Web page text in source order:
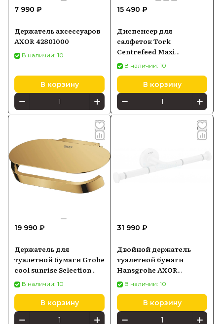
7 990 ₽
Держатель аксессуаров
AXOR 42801000
В наличии: 10
В корзину
15 490 ₽
Диспенсер для
салфеток Tork
Centrefeed Maxi
Performance с
центральной подачей
В наличии: 10
В корзину
19 990 ₽
Держатель для
туалетной бумаги Grohe
cool sunrise Selection
41069GL0
В наличии: 10
В корзину
31 990 ₽
Двойной держатель
туалетной бумаги
Hansgrohe AXOR
Universal Circular,
белый матовый
42857700
В наличии: 10
В корзину